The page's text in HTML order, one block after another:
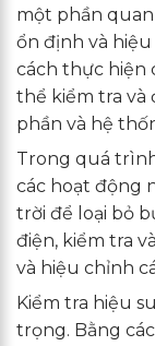
một phần
ổn định và
cách thực hiện
thể kiểm tra và
phần và hệ
Trong quá
các hoạt động
trời để loại bỏ
điện, kiểm tra
và hiệu chỉnh
Kiểm tra hiệu
trọng. Bằng